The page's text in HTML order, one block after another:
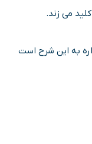
می زند.
به این شرح است